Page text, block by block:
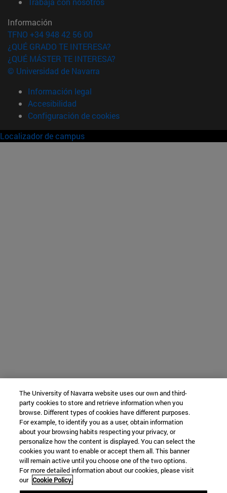
Información
TFNO +34 948 42 56 00
¿QUÉ GRADO TE INTERESA?
¿QUÉ MÁSTER TE INTERESA?
© Universidad de Navarra
Información legal
Accesibilidad
Configuración de cookies
Localizador de campus
The University of Navarra website uses our own and third-
party cookies to store and retrieve information when you
browse. Different types of cookies have different purposes.
For example, to identify you as a user, obtain information
about your browsing habits respecting your privacy, or
personalize how the content is displayed. You can select the
cookies you want to enable or accept them all. This banner
will remain active until you choose one of the two options.
For more detailed information about our cookies, please visit
our Cookie Policy.